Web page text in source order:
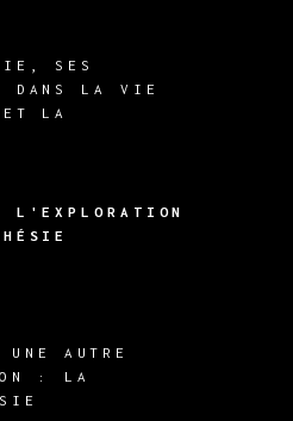
SES
DANS LA VIE
LA
L'EXPLORATION
UNE AUTRE
: LA